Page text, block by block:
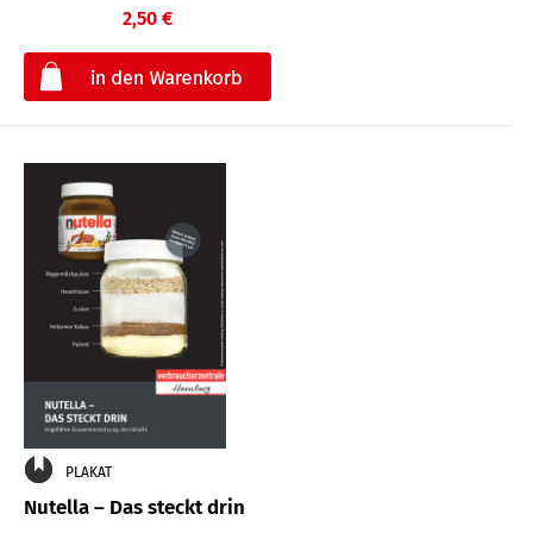
2,50 €
PLAKAT
Nutella – Das steckt drin